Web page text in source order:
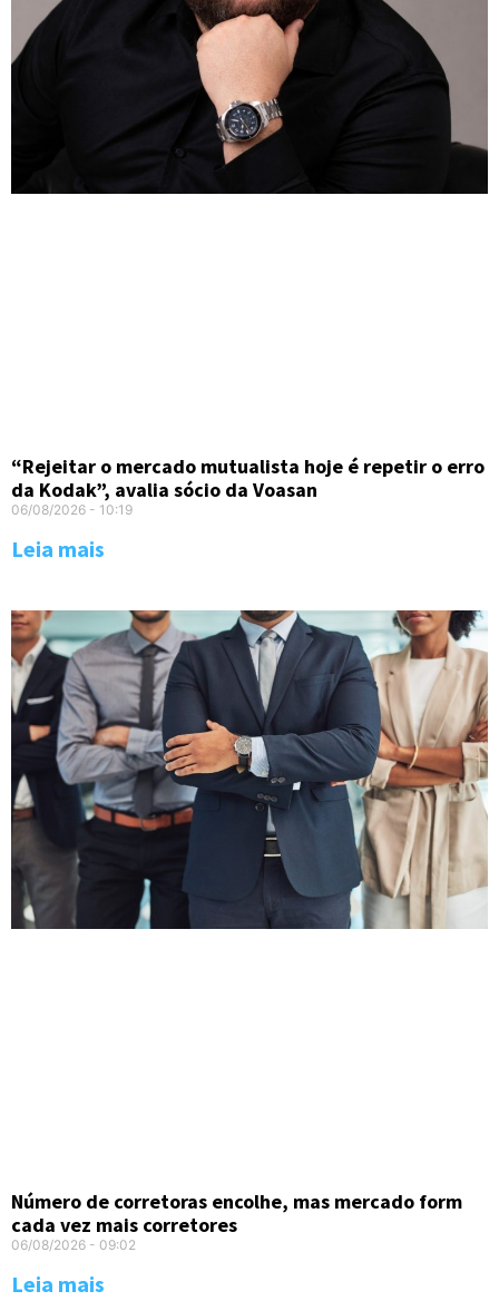
“Rejeitar o mercado mutualista hoje é repetir o erro
da Kodak”, avalia sócio da Voasan
06/08/2026 10:19
Leia mais
Número de corretoras encolhe, mas mercado form
cada vez mais corretores
06/08/2026 09:02
Leia mais